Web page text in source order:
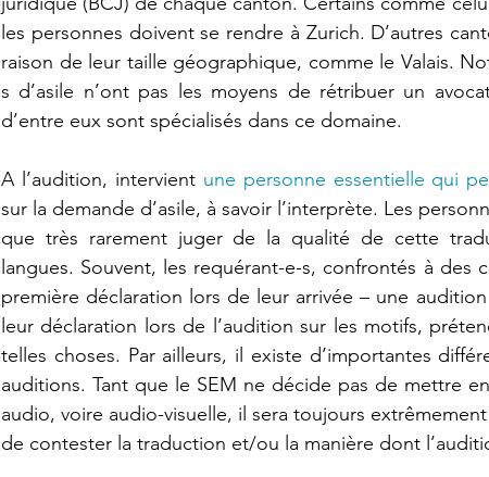
les personnes doivent se rendre à Zurich. D’autres
raison de leur taille géographique, comme le Valais.
s d’asile n’ont pas les moyens de rétribuer un
d’entre eux sont spécialisés dans ce domaine.
A l’audition, intervient une personne essentielle qui
sur la demande d’asile, à savoir l’interprète. Les
que très rarement juger de la qualité de cette
langues. Souvent, les requérant-e-s, confrontés à
première déclaration lors de leur arrivée – une
leur déclaration lors de l’audition sur les motifs,
telles choses. Par ailleurs, il existe d’importantes
auditions. Tant que le SEM ne décide pas de mettre
audio, voire audio-visuelle, il sera toujours
de contester la traduction et/ou la manière dont